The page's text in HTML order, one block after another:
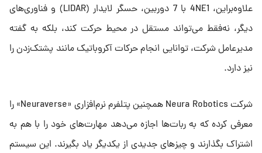
علاوه‌براین، 4NE1 با 7 دوربین، حسگر لایدار (LIDAR) و فناوری‌های
دیگر، نه‌فقط می‌تواند مستقل در محیط حرکت کند، بلکه به گفته
مدیرعامل شرکت، توانایی انجام حرکات آکروباتیک مانند پشتک‌زدن را
نیز دارد.
شرکت Neura Robotics همچنین پتلفرم نرم‌افزاری «Neuraverse» را
معرفی کرده که به ربات‌ها اجازه می‌دهد مهارت‌های خود را با هم به
اشتراک بگذارند و چیزهای جدیدی از یکدیگر یاد بگیرند. این سیستم